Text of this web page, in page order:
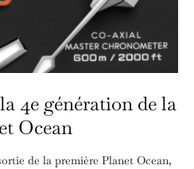
4e génération de la
Ocean
de la première Planet Ocean,